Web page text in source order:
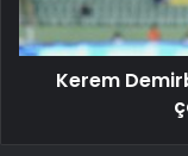
Kerem